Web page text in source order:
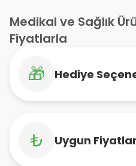
Medikal ve Sağlık
Fiyatlarla
🎁 Hediye
₺ Uygun Fiyatlar